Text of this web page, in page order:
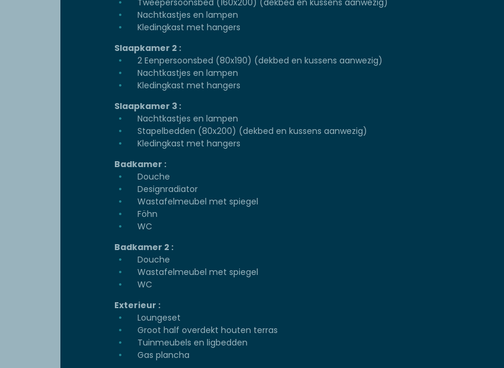
Tweepersoonsbed (160x200) (dekbed en kussens aanwezig)
Nachtkastjes en lampen
Kledingkast met hangers
Slaapkamer 2 :
2 Eenpersoonsbed (80x190) (dekbed en kussens aanwezig)
Nachtkastjes en lampen
Kledingkast met hangers
Slaapkamer 3 :
Nachtkastjes en lampen
Stapelbedden (80x200) (dekbed en kussens aanwezig)
Kledingkast met hangers
Badkamer :
Douche
Designradiator
Wastafelmeubel met spiegel
Föhn
WC
Badkamer 2 :
Douche
Wastafelmeubel met spiegel
WC
Exterieur :
Loungeset
Groot half overdekt houten terras
Tuinmeubels en ligbedden
Gas plancha